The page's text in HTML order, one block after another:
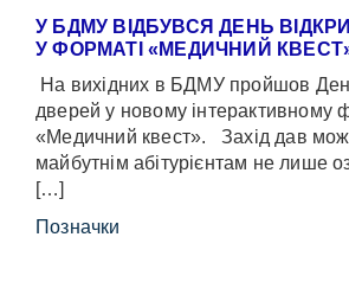
У БДМУ ВІДБУВСЯ ДЕНЬ
У ФОРМАТІ «МЕДИЧНИЙ
На вихідних в БДМУ пройшов
дверей у новому інтерактивному
«Медичний квест». Захід дав
майбутнім абітурієнтам не лише
[…]
Позначки